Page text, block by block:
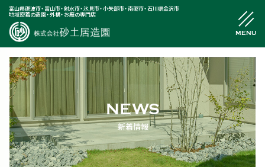
富山県砺波市 富山市 射水市 氷見市 小矢部市 南砺市 石川県金沢市
地域密着の造園 外構 お庭の専門店
MENU
NEWS
新着情報